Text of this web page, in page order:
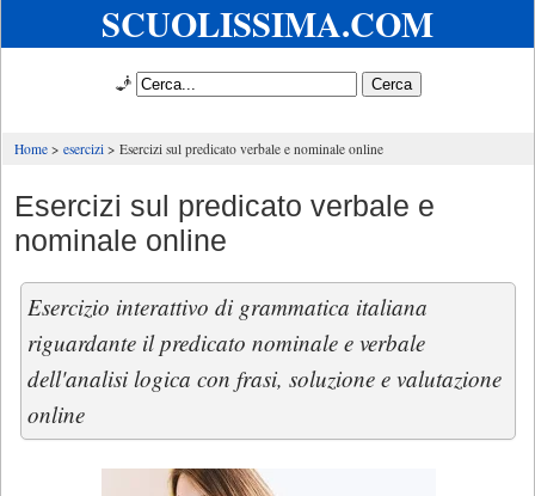
SCUOLISSIMA.COM
🧞
Home esercizi Esercizi sul predicato verbale e nominale online
Esercizi sul predicato verbale e
nominale online
Esercizio interattivo di grammatica italiana
riguardante il predicato nominale e verbale
dell'analisi logica con frasi, soluzione e valutazione
online